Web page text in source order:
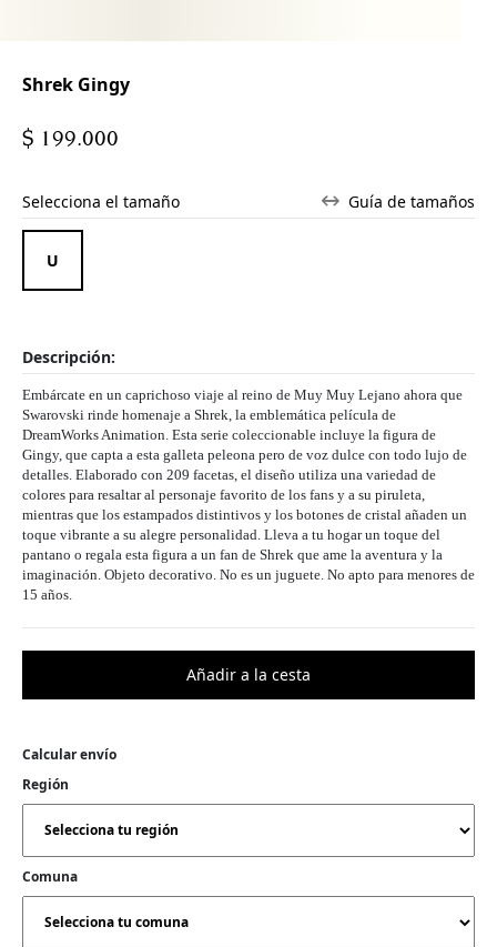
Shrek Gingy
$ 199.000
Selecciona el tamaño Guía de tamaños
Descripción:
Embárcate en un caprichoso viaje al reino de Muy Muy Lejano ahora que
Swarovski rinde homenaje a Shrek, la emblemática película de
DreamWorks Animation. Esta serie coleccionable incluye la figura de
Gingy, que capta a esta galleta peleona pero de voz dulce con todo lujo de
detalles. Elaborado con 209 facetas, el diseño utiliza una variedad de
colores para resaltar al personaje favorito de los fans y a su piruleta,
mientras que los estampados distintivos y los botones de cristal añaden un
toque vibrante a su alegre personalidad. Lleva a tu hogar un toque del
pantano o regala esta figura a un fan de Shrek que ame la aventura y la
imaginación. Objeto decorativo. No es un juguete. No apto para menores de
15 años.
Calcular envío
Región
Comuna